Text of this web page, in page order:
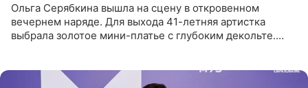
Ольга Серябкина вышла на сцену в откровенном
вечернем наряде. Для выхода 41-летняя артистка
выбрала золотое мини-платье с глубоким декольте.